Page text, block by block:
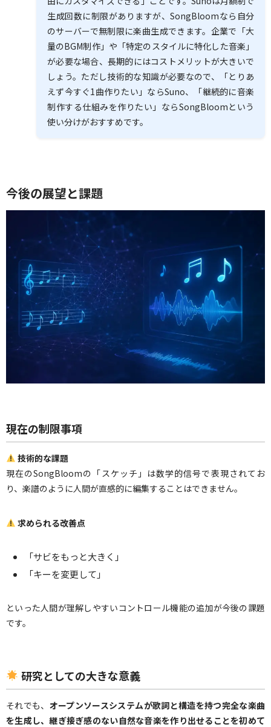
生成回数に制限がありますが、SongBloomなら自分
のサーバーで無制限に楽曲生成できます。企業で「大
量のBGM制作」や「特定のスタイルに特化した音楽」
が必要な場合、長期的にはコストメリットが大きいで
しょう。ただし技術的な知識が必要なので、「とりあ
えず今すぐ1曲作りたい」ならSuno、「継続的に音楽
制作する仕組みを作りたい」ならSongBloomという
使い分けがおすすめです。
今後の展望と課題
現在の制限事項
技術的な課題
現在のSongBloomの「スケッチ」は数学的信号で表現されてお
り、楽譜のように人間が直感的に編集することはできません。
求められる改善点
「サビをもっと大きく」
「キーを変更して」
といった人間が理解しやすいコントロール機能の追加が今後の課題
です。
研究としての大きな意義
それでも、 オープンソースシステムが歌詞と構造を持つ完全な楽曲
を生成し、継ぎ接ぎ感のない自然な音楽を作り出せることを初めて